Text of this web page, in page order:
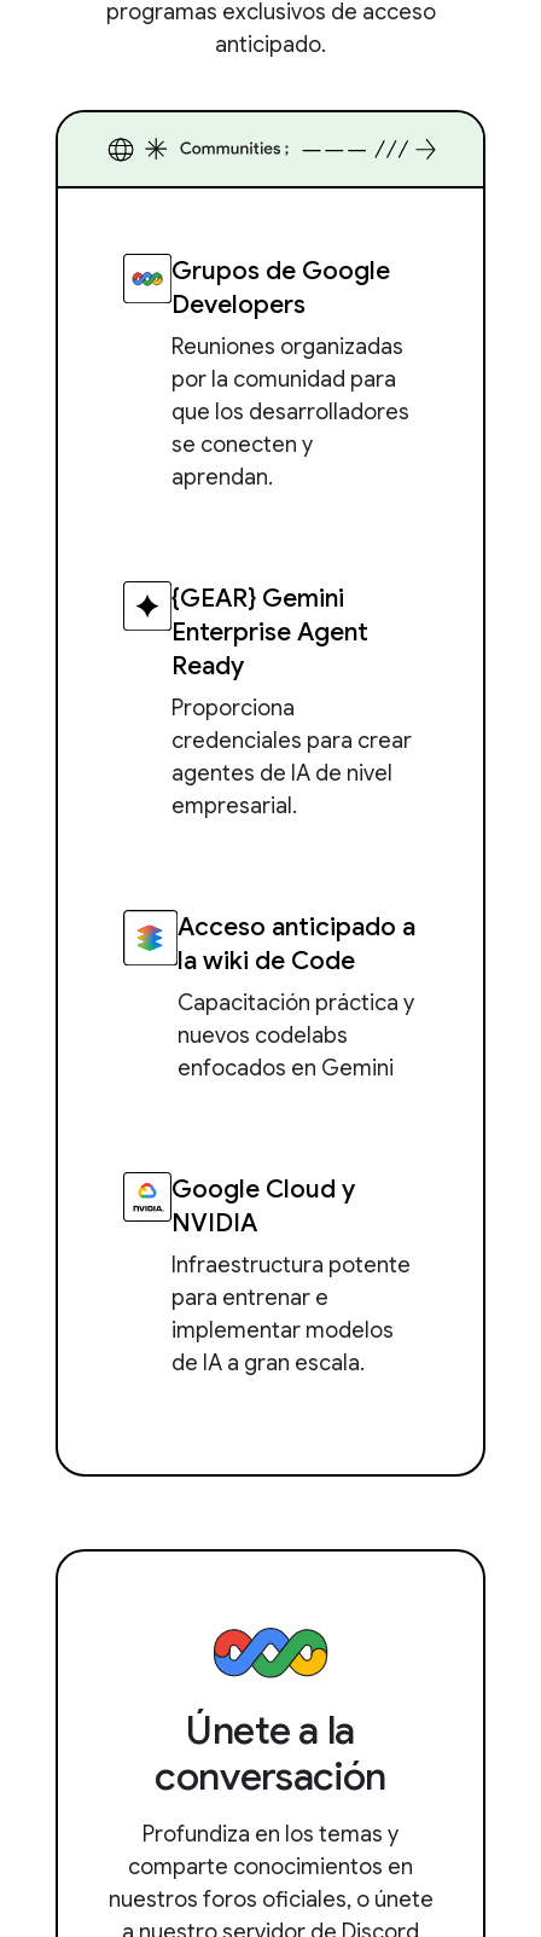
programas exclusivos de acceso
anticipado.
Grupos de Google
Developers
Reuniones organizadas
por la comunidad para
que los desarrolladores
se conecten y
aprendan.
{GEAR} Gemini
Enterprise Agent
Ready
Proporciona
credenciales para crear
agentes de IA de nivel
empresarial.
Acceso anticipado a
la wiki de Code
Capacitación práctica y
nuevos codelabs
enfocados en Gemini
Google Cloud y
NVIDIA
Infraestructura potente
para entrenar e
implementar modelos
de IA a gran escala.
Únete a la
conversación
Profundiza en los temas y
comparte conocimientos en
nuestros foros oficiales, o únete